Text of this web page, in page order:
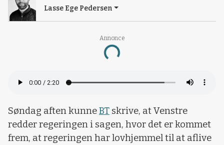
Annonce
Loading...
Lasse Ege Pedersen
Søndag aften kunneBT skrive, at Venstre
redder regeringen i sagen, hvor det er kommet
frem, at regeringen har lovhjemmel til at aflive